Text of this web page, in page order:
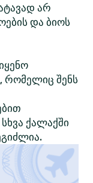
არ
და ბიოს
, რომელიც შენს
ქალაქში